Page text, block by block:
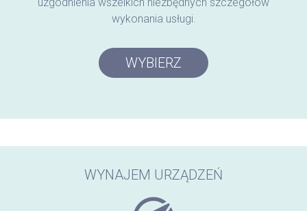
wykonania usługi.
WYBIERZ
WYNAJEM URZĄDZEŃ